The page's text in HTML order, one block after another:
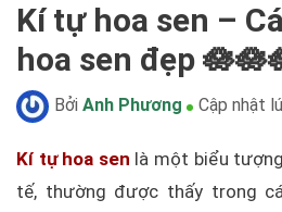
Kí tự hoa sen –
hoa sen đẹp
Bởi Anh Phương Cập nhật
Kí tự hoa sen là một biểu
tế, thường được thấy trong